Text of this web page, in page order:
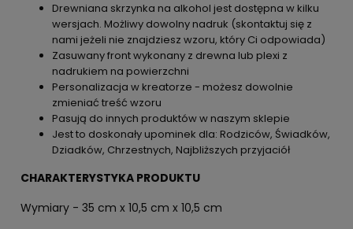
Drewniana skrzynka na alkohol jest dostępna w kilku
wersjach. Możliwy dowolny nadruk (skontaktuj się z
nami jeżeli nie znajdziesz wzoru, który Ci odpowiada)
Zasuwany front wykonany z drewna lub plexi z
nadrukiem na powierzchni
Personalizacja w kreatorze - możesz dowolnie
zmieniać treść wzoru
Pasują do innych produktów w naszym sklepie
Jest to doskonały upominek dla: Rodziców, Świadków,
Dziadków, Chrzestnych, Najbliższych przyjaciół
CHARAKTERYSTYKA PRODUKTU
Wymiary - 35 cm x 10,5 cm x 10,5 cm